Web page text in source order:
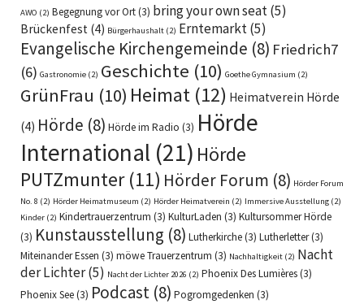
AWO (2) Begegnung vor Ort(3) bring your own seat(5)
Brückenfest (4) Bürgerhaushalt (2) Erntemarkt(5)
Evangelische Kirchengemeinde (8) Friedrich7
(6) Gastronomie (2) Geschichte (10) Goethe Gymnasium (2)
GrünFrau (10) Heimat (12) Heimatverein Hörde
(4) Hörde (8) Hörde im Radio (3) Hörde
International (21) Hörde
PUTZmunter(11) Hörder Forum (8) Hörder Forum
No. 8 (2) Hörder Heimatmuseum (2) Hörder Heimatverein (2) Immersive Ausstellung (2)
Kinder (2) Kindertrauerzentrum (3) KulturLaden (3) Kultursommer Hörde
(3) Kunstausstellung (8) Lutherkirche(3) Lutherletter(3)
Miteinander Essen (3) möwe Trauerzentrum (3) Nachhaltigkeit (2) Nacht
der Lichter(5) Nacht der Lichter 2026 (2) Phoenix Des Lumières(3)
Phoenix See(3) Podcast (8) Pogromgedenken (3)